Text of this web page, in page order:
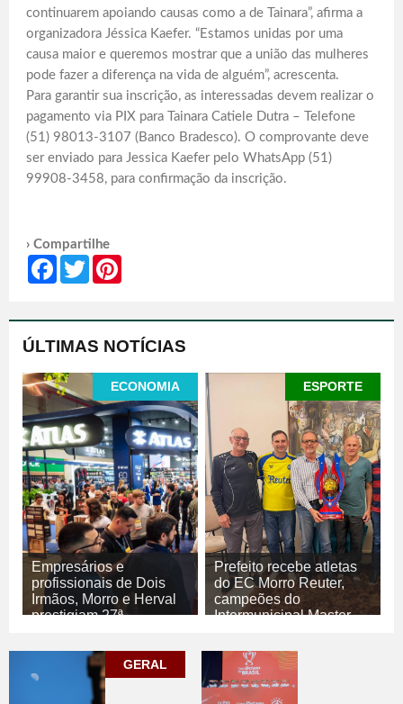
continuarem apoiando causas como a de Tainara”, afirma a
organizadora Jéssica Kaefer. “Estamos unidas por uma
causa maior e queremos mostrar que a união das mulheres
pode fazer a diferença na vida de alguém”, acrescenta.
Para garantir sua inscrição, as interessadas devem realizar o
pagamento via PIX para Tainara Catiele Dutra – Telefone
(51) 98013-3107 (Banco Bradesco). O comprovante deve
ser enviado para Jessica Kaefer pelo WhatsApp (51)
99908-3458, para confirmação da inscrição.
› Compartilhe
Facebook
Twitter
ÚLTIMAS NOTÍCIAS
ECONOMIA
Empresários e
profissionais de Dois
Irmãos, Morro e Herval
prestigiam 27ª
07/08/2026
ECONOMIA
ESPORTE
Prefeito recebe atletas
do EC Morro Reuter,
campeões do
Intermunicipal Master
07/08/2026
ESPORTE
GERAL